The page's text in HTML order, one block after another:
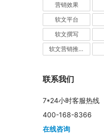
营销效果
软文平台
软文撰写
软文营销推广
联系我们
7*24小时客服热线
400-168-8366
在线咨询